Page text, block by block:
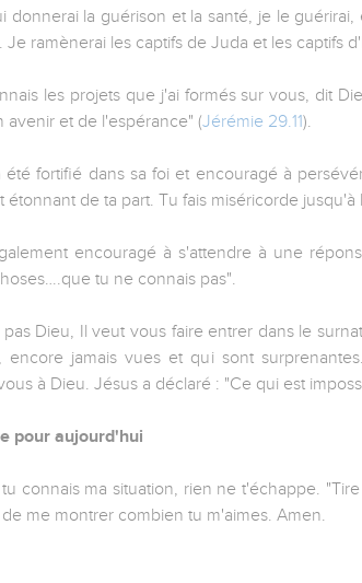
donnerai la guérison et la santé, je le
Je ramènerai les captifs de Juda et les captifs
les projets que j'ai formés sur vous, dit
avenir et de l'espérance" (Jérémie 29.11).
été fortifié dans sa foi et encouragé à
étonnant de ta part. Tu fais miséricorde jusqu'à
encouragé à s'attendre à une
tu ne connais pas".
pas Dieu, Il veut vous faire entrer dans le
encore jamais vues et qui sont
à Dieu. Jésus a déclaré : "Ce qui est
pour aujourd'hui
connais ma situation, rien ne t'échappe.
me montrer combien tu m'aimes. Amen.